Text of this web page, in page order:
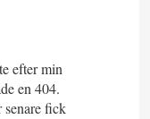
efter min
en 404.
senare fick